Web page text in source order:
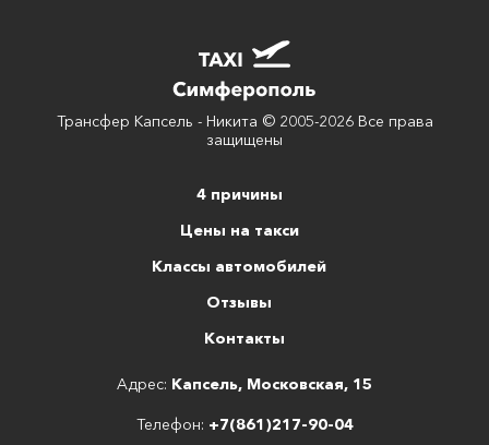
Трансфер Капсель - Никита © 2005-2026 Все права
защищены
4 причины
Цены на такси
Классы автомобилей
Отзывы
Контакты
Адрес: Капсель, Московская, 15
Телефон: +7(861)217-90-04